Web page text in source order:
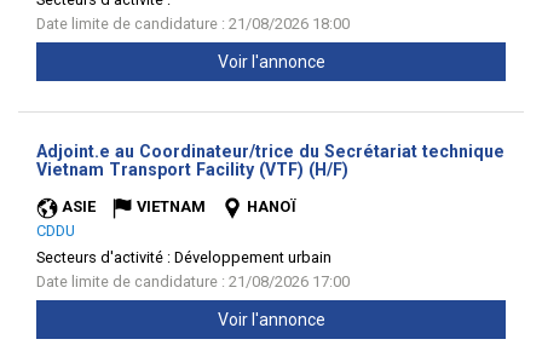
Date limite de candidature : 21/08/2026 18:00
Voir l'annonce
Adjoint.e au Coordinateur/trice du Secrétariat technique
Vietnam Transport Facility (VTF) (H/F)
ASIE VIETNAM
HANOÏ
CDDU
Secteurs d'activité : Développement urbain
Date limite de candidature : 21/08/2026 17:00
Voir l'annonce